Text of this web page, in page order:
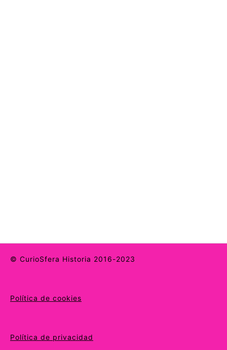
© CurioSfera Historia 2016-2023
Política de cookies
Política de privacidad